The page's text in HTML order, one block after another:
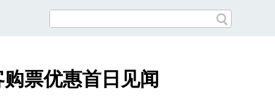
票优惠首日见闻